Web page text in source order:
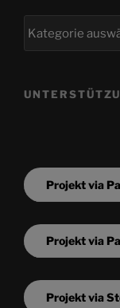
Projekt via
Projekt via
Projekt via